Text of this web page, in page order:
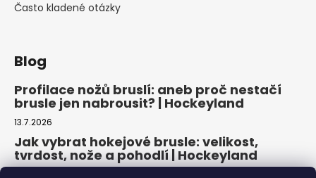
Často kladené otázky
Blog
Profilace nožů bruslí: aneb proč nestačí
brusle jen nabrousit? | Hockeyland
13.7.2026
Jak vybrat hokejové brusle: velikost,
tvrdost, nože a pohodlí | Hockeyland